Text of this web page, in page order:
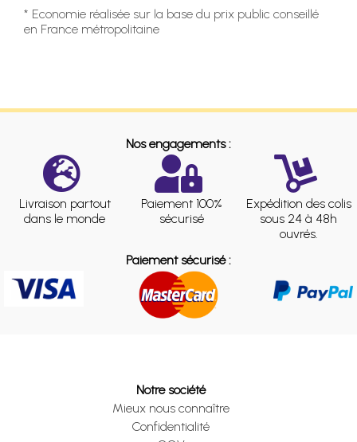
* Economie réalisée sur la base du prix public conseillé
en France métropolitaine
Nos engagements :
Livraison partout
dans le monde
Paiement 100%
sécurisé
Expédition des colis
sous 24 à 48h
ouvrés.
Paiement sécurisé :
Notre société
Mieux nous connaître
Confidentialité